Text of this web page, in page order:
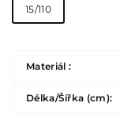
15/110
Materiál :
Délka/Šířka (cm):